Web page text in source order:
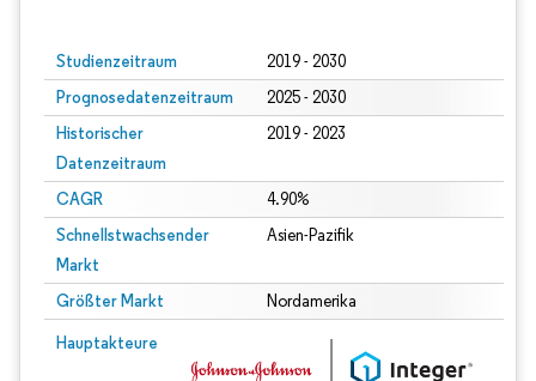
Studienzeitraum 2019 - 2030
Prognosedatenzeitraum 2025 - 2030
Historischer
Datenzeitraum
2019 - 2023
CAGR 4.90%
Schnellstwachsender
Markt
Asien-Pazifik
Größter Markt Nordamerika
Hauptakteure